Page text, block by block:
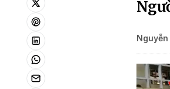
Nguyễn